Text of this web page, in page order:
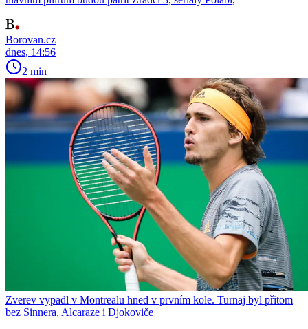
Borovan.cz
dnes, 14:56
2 min
Zverev vypadl v Montrealu hned v prvním kole. Turnaj byl přitom
bez Sinnera, Alcaraze i Djokoviče